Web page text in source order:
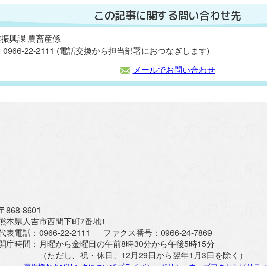
この記事に関する問い合わせ先
興課 農畜産係
0966-22-2111 (電話交換から担当部署におつなぎします)
メールでお問い合わせ
868-8601
本県人吉市西間下町7番地1
表電話： 0966-22-2111 ファクス番号： 0966-24-7869
庁時間： 月曜から金曜日の午前8時30分から午後5時15分
（ただし、祝・休日、12月29日から翌年1月3日を除く）